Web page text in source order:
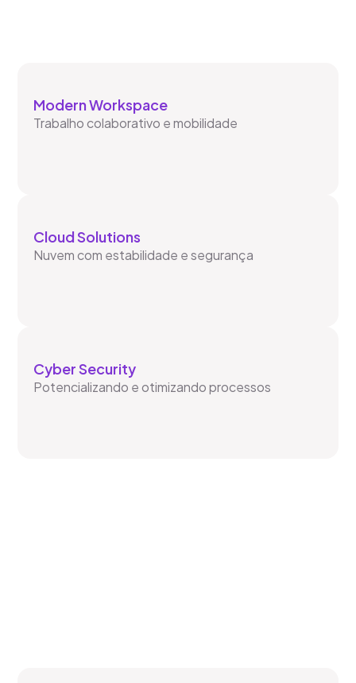
Modern Workspace
Trabalho colaborativo e mobilidade
Cloud Solutions
Nuvem com estabilidade e segurança
Cyber Security
Potencializando e otimizando processos